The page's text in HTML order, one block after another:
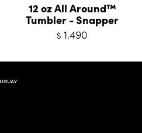
12 oz All Around™
Tumbler - Snapper
$ 1.490